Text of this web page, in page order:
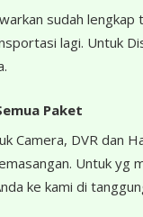
sudah lengkap
lagi. Untuk
Paket
Camera, DVR dan
Untuk yg
ke kami di